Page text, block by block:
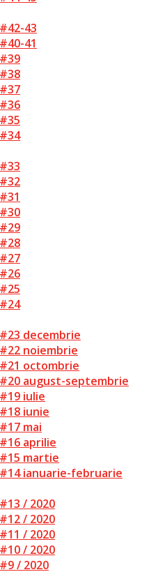
43
41
decembrie
noiembrie
octombrie
#20 august-septembrie
iulie
iunie
mai
aprilie
martie
#14 ianuarie-februarie
/ 2020
/ 2020
/ 2020
/ 2020
/ 2020